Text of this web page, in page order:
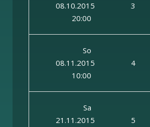
08.10.2015
20:00
3
So
08.11.2015
10:00
4
Sa
21.11.2015
5